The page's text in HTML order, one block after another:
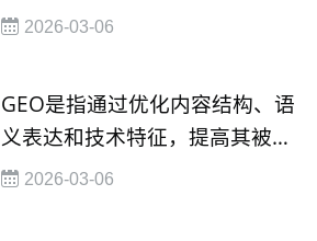
2026-03-06
GEO是指通过优化内容结构、语
义表达和技术特征，提高其被大
语言模型（如ChatGPT、豆包、
2026-03-06